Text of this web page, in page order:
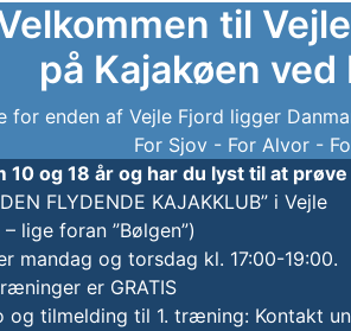
til
på Kajakøen ved
for enden af Vejle Fjord ligger
For Sjov - For Alvor -
10 og 18 år og har du lyst til at
FLYDENDE KAJAKKLUB” i Vejle
lige foran ”Bølgen”)
mandag og torsdag kl. 17:00-19:00.
er GRATIS
og tilmelding til 1. træning: Kontakt